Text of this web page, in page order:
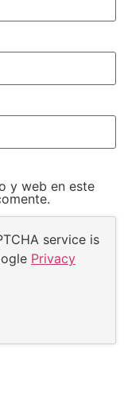
y web en este
service is
Privacy